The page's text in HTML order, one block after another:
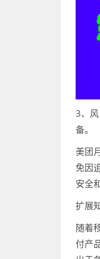
3、
备。
美团
免因
安全
扩展
随着
付产